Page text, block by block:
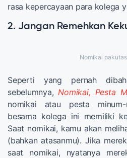
rasa kepercayaan para kolega
2. Jangan Remehkan
Nomikai
Seperti yang pernah
sebelumnya, Nomikai, Pesta
nomikai atau pesta
besama kolega ini memiliki
Saat nomikai, kamu akan
(bahkan atasanmu). Jika
saat nomikai, nyatanya